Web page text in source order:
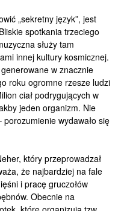
„sekretny język”, jest
spotkania trzeciego
służy tam
innej kultury kosmicznej.
w znacznie
roku ogromne rzesze ludzi
ciał podrygujących w
jeden organizm. Nie
wydawało się
który przeprowadzał
że najbardziej na fale
i pracę gruczołów
Obecnie na